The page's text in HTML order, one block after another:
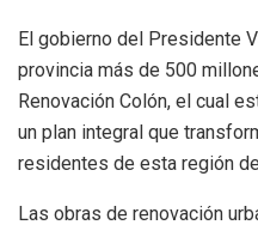
El gobierno del Presidente
provincia más de 500
Renovación Colón, el cual
un plan integral que
residentes de esta región
Las obras de renovación